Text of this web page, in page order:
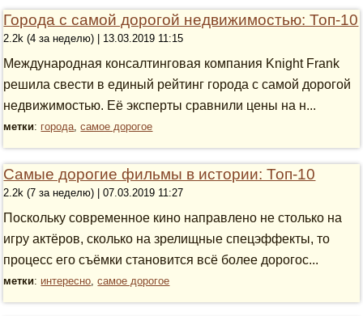
Города с самой дорогой недвижимостью: Топ-10
2.2k (4 за неделю) | 13.03.2019 11:15
Международная консалтинговая компания Knight Frank
решила свести в единый рейтинг города с самой дорогой
недвижимостью. Её эксперты сравнили цены на н...
метки: города,самое дорогое
Самые дорогие фильмы в истории: Топ-10
2.2k (7 за неделю) | 07.03.2019 11:27
Поскольку современное кино направлено не столько на
игру актёров, сколько на зрелищные спецэффекты, то
процесс его съёмки становится всё более дорогос...
метки: интересно,самое дорогое